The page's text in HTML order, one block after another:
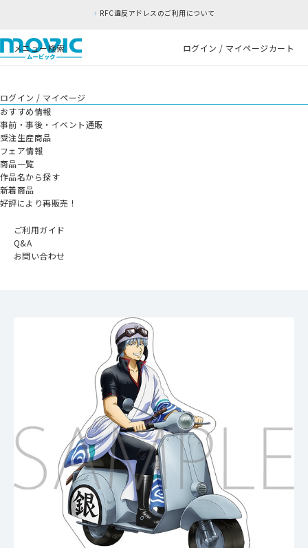
RFC違反アドレスのご利用について
メニュー検索 ログイン / マイページカート
ログイン / マイページ
おすすめ情報
事前・事後・イベント通販
受注生産商品
フェア情報
商品一覧
作品名から探す
新着商品
好評により再販売！
ご利用ガイド
Q&A
お問い合わせ